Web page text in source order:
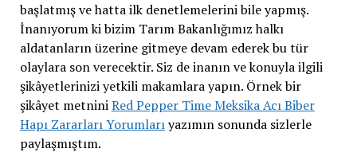
başlatmış ve hatta ilk denetlemelerini bile yapmış.
İnanıyorum ki bizim Tarım Bakanlığımız halkı
aldatanların üzerine gitmeye devam ederek bu tür
olaylara son verecektir. Siz de inanın ve konuyla ilgili
şikâyetlerinizi yetkili makamlara yapın. Örnek bir
şikâyet metniniRed Pepper Time Meksika Acı Biber
Hapı Zararları Yorumlarıyazımın sonunda sizlerle
paylaşmıştım.